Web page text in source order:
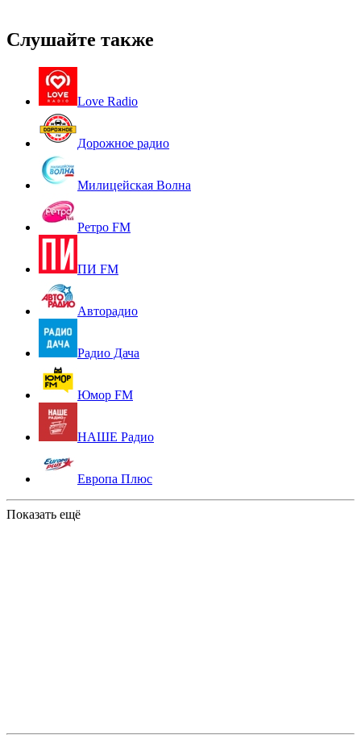
Слушайте также
Love Radio
Дорожное радио
Милицейская Волна
Ретро FM
ПИ FM
Авторадио
Радио Дача
Юмор FM
НАШЕ Радио
Европа Плюс
Показать ещё